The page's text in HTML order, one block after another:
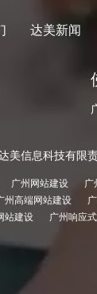
达美新闻
美信息科技有限
广州网站建设 广
州高端网站建设
站建设 广州响应